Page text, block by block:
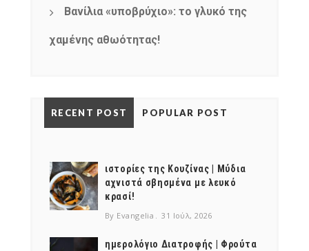
Βανίλια «υποβρύχιο»: το γλυκό της
χαμένης αθωότητας!
RECENT POST POPULAR POST
ιστορίες της Κουζίνας | Μύδια
αχνιστά σβησμένα με λευκό
κρασί!
By Evangelia 31 Ιούλ, 2026
ημερολόγιο Διατροφής | Φρούτα
NEWSLETTER
Get ti
mel
y updates
fro
m
your favorite